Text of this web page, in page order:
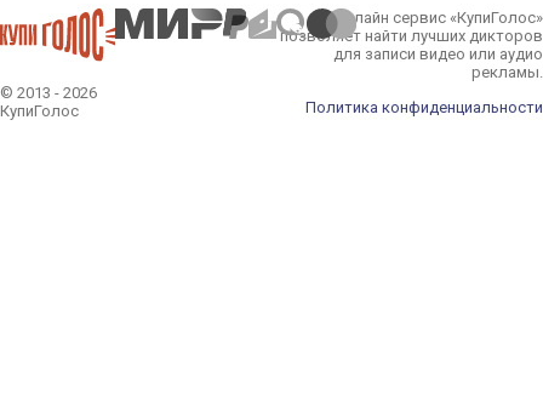
© 2013 - 2026
КупиГолос
Онлайн сервис «КупиГолос»
позволяет найти лучших дикторов
для записи видео или аудио
рекламы.
Политика конфиденциальности